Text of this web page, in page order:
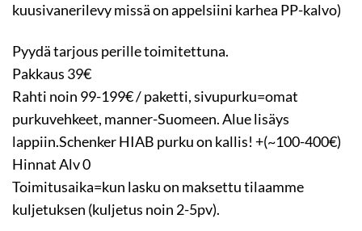
kuusivanerilevy missä on appelsiini karhea PP-kalvo)
Pyydä tarjous perille toimitettuna.
Pakkaus 39€
Rahti noin 99-199€ / paketti, sivupurku=omat
purkuvehkeet, manner-Suomeen. Alue lisäys
lappiin.Schenker HIAB purku on kallis! +(~100-400€)
Hinnat Alv 0
Toimitusaika=kun lasku on maksettu tilaamme
kuljetuksen (kuljetus noin 2-5pv).